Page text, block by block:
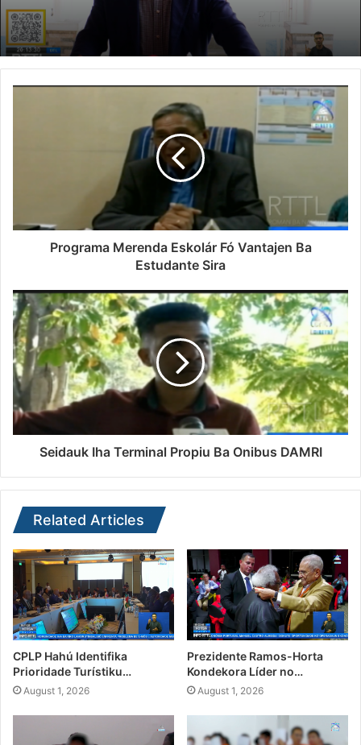
Programa Merenda Eskolár Fó Vantajen Ba
Estudante Sira
Seidauk Iha Terminal Propiu Ba Onibus DAMRI
Related Articles
CPLP Hahú Identifika
Prioridade Turístiku…
August 1, 2026
Prezidente Ramos-Horta
Kondekora Líder no…
August 1, 2026